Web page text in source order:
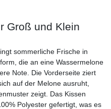
Groß und Klein
sommerliche Frische in
die an eine Wassermelone
Note. Die Vorderseite ziert
auf der Melone ausruht,
zeigt. Das Kissen
Polyester gefertigt, was es